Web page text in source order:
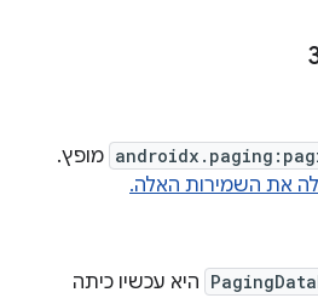
מופץ.
היא עכשיו כיתה